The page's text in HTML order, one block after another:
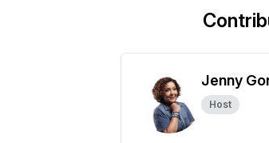
Jenny
Host